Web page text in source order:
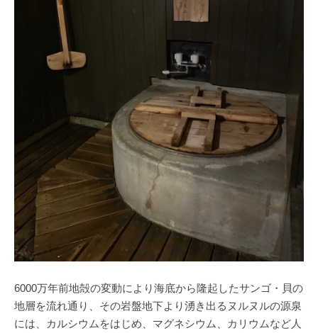
6000万年前地殻の変動により海底から隆起したサンゴ・貝の
地層を流れ通り、その岩盤地下より湧き出るヌルヌルの源泉
には、カルシウムをはじめ、マグネシウム、カリウムなど人